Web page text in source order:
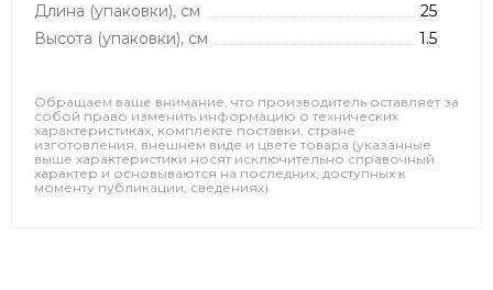
Длина (упаковки), см
25
Высота (упаковки), см
1.5
Обращаем ваше внимание, что производитель оставляет за
собой право изменить информацию о технических
характеристиках, комплекте поставки, стране
изготовления, внешнем виде и цвете товара (указанные
выше характеристики носят исключительно справочный
характер и основываются на последних, доступных к
моменту публикации, сведениях).